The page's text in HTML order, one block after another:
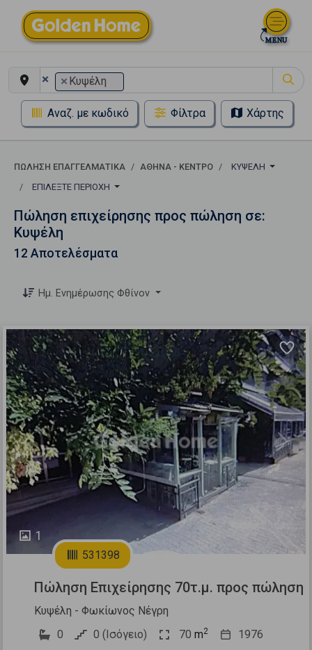
× × Κυψέλη
Αναζ. με κωδικό Φίλτρα Χάρτης
ΠΏΛΗΣΗ ΕΠΑΓΓΕΛΜΑΤΙΚΆ ΑΘΉΝΑ - ΚΈΝΤΡΟ
ΚΥΨΈΛΗ
ΕΠΙΛΈΞΤΕ ΠΕΡΙΟΧΉ
Πώληση επιχείρησης προς πώληση σε:
Κυψέλη
12 Αποτελέσματα
Ημ. Ενημέρωσης Φθίνον
1
Previous Next
531398
Πώληση Επιχείρησης 70τ.μ. προς πώληση
Κυψέλη - Φωκίωνος Νέγρη
0
0 (Ισόγειο) 70 m2 1976